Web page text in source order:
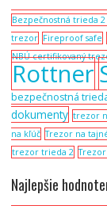
Bezpečnostná trieda
trezor Fireproof safe
NBÚ certifikovaný
Rottner
bezpečnostná
dokumenty trezor
na kľúč Trezor na
trezor trieda 2
Najlepšie